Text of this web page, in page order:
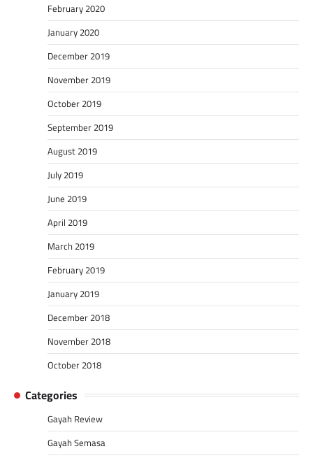
February 2020
January 2020
December 2019
November 2019
October 2019
September 2019
August 2019
July 2019
June 2019
April 2019
March 2019
February 2019
January 2019
December 2018
November 2018
October 2018
Categories
Gayah Review
Gayah Semasa